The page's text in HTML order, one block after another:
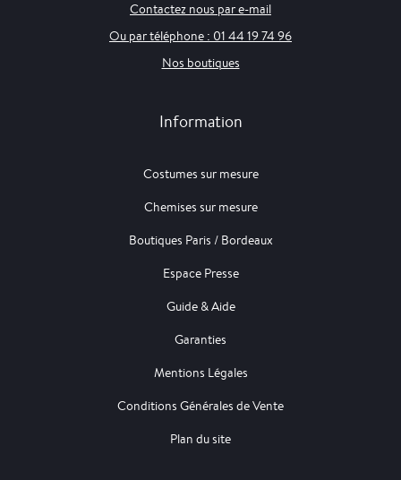
Contactez nous par e-mail
Ou par téléphone : 01 44 19 74 96
Nos boutiques
Information
Costumes sur mesure
Chemises sur mesure
Boutiques Paris / Bordeaux
Espace Presse
Guide & Aide
Garanties
Mentions Légales
Conditions Générales de Vente
Plan du site